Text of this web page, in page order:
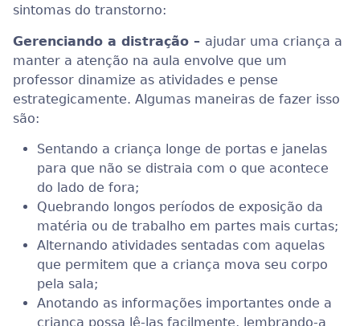
sintomas do transtorno:
Gerenciando a distração – ajudar uma criança a
manter a atenção na aula envolve que um
professor dinamize as atividades e pense
estrategicamente. Algumas maneiras de fazer isso
são:
Sentando a criança longe de portas e janelas
para que não se distraia com o que acontece
do lado de fora;
Quebrando longos períodos de exposição da
matéria ou de trabalho em partes mais curtas;
Alternando atividades sentadas com aquelas
que permitem que a criança mova seu corpo
pela sala;
Anotando as informações importantes onde a
criança possa lê-las facilmente, lembrando-a